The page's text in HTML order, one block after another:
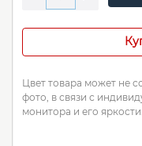
Цвет товара может не
фото, в связи с
монитора и его яркости.